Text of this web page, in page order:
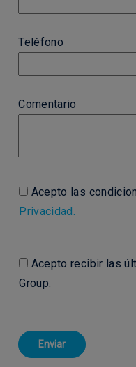
Teléfono
Comentario
Acepto las
Privacidad.
Acepto recibir las
Group.